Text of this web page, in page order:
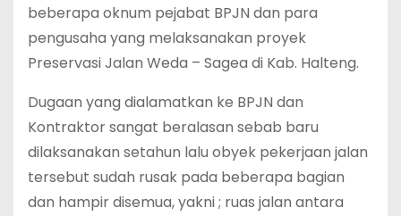
beberapa oknum pejabat BPJN dan para
pengusaha yang melaksanakan proyek
Preservasi Jalan Weda – Sagea di Kab. Halteng.
Dugaan yang dialamatkan ke BPJN dan
Kontraktor sangat beralasan sebab baru
dilaksanakan setahun lalu obyek pekerjaan jalan
tersebut sudah rusak pada beberapa bagian
dan hampir disemua, yakni ; ruas jalan antara